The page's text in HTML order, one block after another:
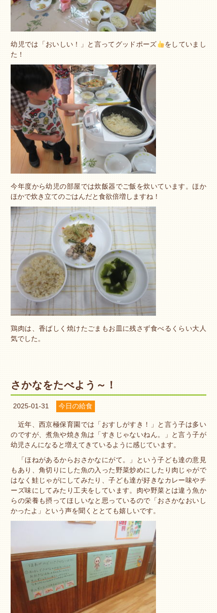
幼児では「おいしい！」と言ってグッドポーズ
をしていまし
た！
今年度から幼児の部屋では炊飯器でご飯を炊いています。ほか
ほかで炊き立てのごはんだと食欲倍増しますね！
鶏肉は、香ばしく焼けたごまもお皿に残さず食べるくらい大人
気でした。
さかなをたべよう～！
2025-01-31 今日の給食
近年、西京極保育園では「おすしがすき！」と言う子は多い
のですが、煮魚や焼き魚は「すきじゃないねん。」と言う子が
幼児さんになると増えてきているように感じています。
「ほねがあるからおさかなにがて。」という子ども達の意見
もあり、角切りにした魚の入った野菜炒めにしたり肉じゃがで
はなく鮭じゃがにしてみたり、子ども達が好きなカレー味やチ
ーズ味にしてみたり工夫をしています。肉や野菜とは違う魚か
らの栄養も摂ってほしいなと思っているので「おさかなおいし
かったよ」という声を聞くととても嬉しいです。